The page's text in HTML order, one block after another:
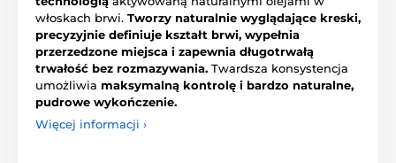
włoskach brwi. Tworzy naturalnie wyglądające kreski,
precyzyjnie definiuje kształt brwi, wypełnia
przerzedzone miejsca i zapewnia długotrwałą
trwałość bez rozmazywania. Twardsza konsystencja
umożliwia maksymalną kontrolę i bardzo naturalne,
pudrowe wykończenie.
Więcej informacji ›